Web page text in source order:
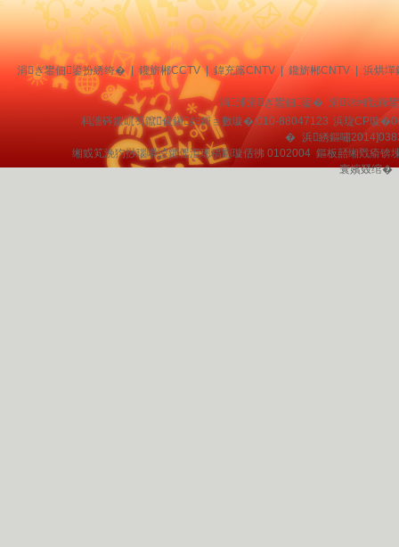
涓ぎ鐢佃鍙扮綉绔� | 鑱旂郴CCTV | 鍏充簬CNTV 鑱旂郴CNTV 浜烘墠
涓浗涓ぎ鐢佃鍙� 涓浗缃戠粶
杩濇硶鍜屼笉鑹俊鎭妇鎶ョ數璇�:010-88047123 浜琁CP璇
� 浜綉鏂嘯
缃戜笂浼犳挱瑙嗗惉鑺傜洰璁稿彲璇佸彿 0102004 鏂板嚭缃戣瘉
寰嬪叕绾�